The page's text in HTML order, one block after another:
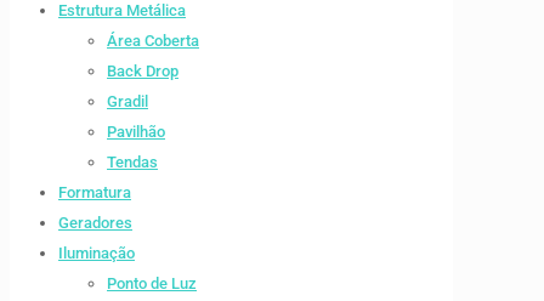
Estrutura Metálica
Área Coberta
Back Drop
Gradil
Pavilhão
Tendas
Formatura
Geradores
Iluminação
Ponto de Luz